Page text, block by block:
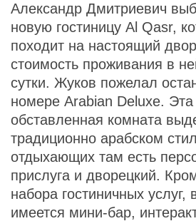
Александр Дмитриевич
новую гостиницу Al Qasr,
походит на настоящий
стоимость проживания в
сутки. Жуков пожелал
номере Arabian Deluxe.
обставленная комната
традиционно арабском
отдыхающих там есть
прислуга и дворецкий.
набора гостиничных
имеется мини-бар,